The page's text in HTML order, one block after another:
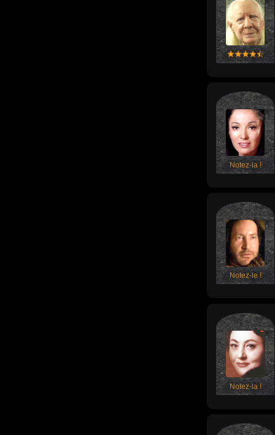
Notez-la !
Notez-le !
Notez-la !